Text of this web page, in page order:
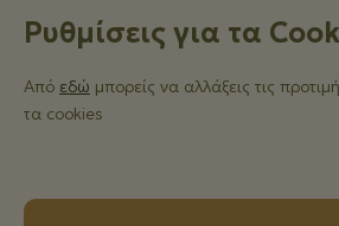
Ρυθμίσεις για τα
Από εδώ μπορείς να αλλάξεις τις
τα cookies